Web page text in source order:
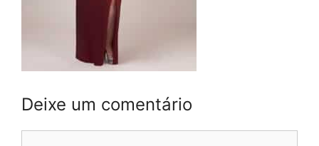
Deixe um comentário